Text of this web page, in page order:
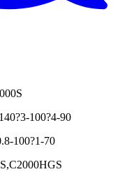
100?4-90
100?1-70